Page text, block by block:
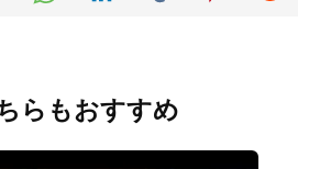
らもおすすめ